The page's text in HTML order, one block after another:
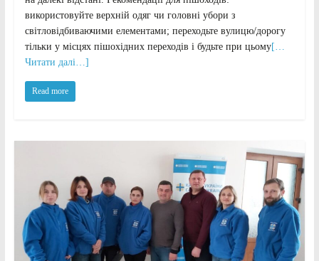
використовуйте верхній одяг чи головні убори з
світловідбиваючими елементами; переходьте вулицю/дорогу
тільки у місцях пішохідних переходів і будьте при цьому[…
Читати далі…]
Read more